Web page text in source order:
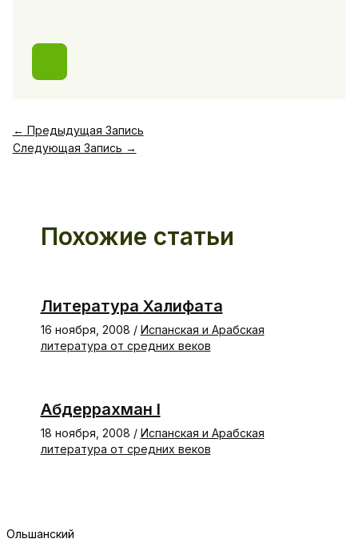
← Предыдущая Запись
Следующая Запись →
Похожие статьи
Литература Халифата
16 ноября, 2008 / Испанская и Арабская
литература от средних веков
Абдеррахман I
18 ноября, 2008 / Испанская и Арабская
литература от средних веков
Ольшанский